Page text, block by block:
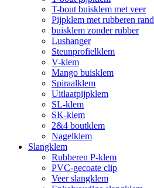
T-bout buisklem met veer
Pijpklem met rubberen rand
buisklem zonder rubber
Lushanger
Steunprofielklem
V-klem
Mango buisklem
Spiraalklem
Uitlaatpijpklem
SL-klem
SK-klem
2&4 boutklem
Nagelklem
Slangklem
Rubberen P-klem
PVC-gecoate clip
Veer slangklem